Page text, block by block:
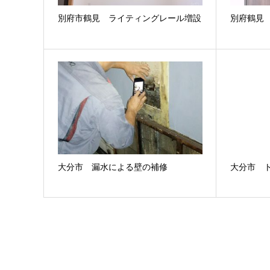
別府市鶴見 ライティングレール増設 別府鶴見
大分市 漏水による壁の補修 大分市